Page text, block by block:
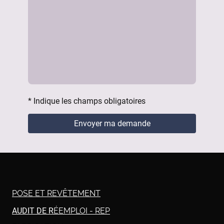
* Indique les champs obligatoires
Envoyer ma demande
POSE ET REVÊTEMENT
AUDIT DE RÉEMPLOI - REP